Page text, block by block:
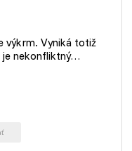
výkrm. Vyniká totiž
je nekonfliktný…